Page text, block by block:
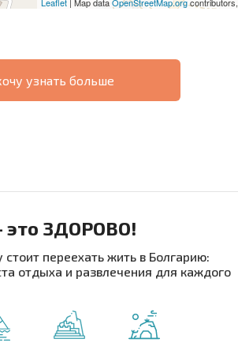
Leaflet | Map dataOpenStreetMap.orgcontributors,
узнать больше
| Нажимая кнопку, вы разрешаете
Отправить сообщение
это ЗДОРОВО!
переехать жить в Болгарию:
отдыха и развлечения для каждого